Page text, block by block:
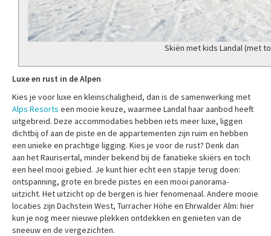
Skiën met kids Landal (met
Luxe en rust in de Alpen
Kies je voor luxe en kleinschaligheid, dan is de samenwerking met
Alps Resorts een mooie keuze, waarmee Landal haar aanbod heeft
uitgebreid. Deze accommodaties hebben iets meer luxe, liggen
dichtbij of aan de piste en de appartementen zijn ruim en hebben
een unieke en prachtige ligging. Kies je voor de rust? Denk dan
aan het Raurisertal, minder bekend bij de fanatieke skiërs en toch
een heel mooi gebied. Je kunt hier echt een stapje terug doen:
ontspanning, grote en brede pistes en een mooi panorama-
uitzicht. Het uitzicht op de bergen is hier fenomenaal. Andere mooie
locaties zijn Dachstein West, Turracher Höhe en Ehrwalder Alm: hier
kun je nog meer nieuwe plekken ontdekken en genieten van de
sneeuw en de vergezichten.